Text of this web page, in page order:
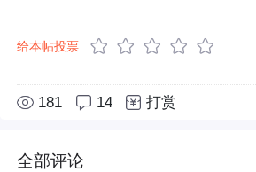
给本帖投票
181 14 打赏
全部评论